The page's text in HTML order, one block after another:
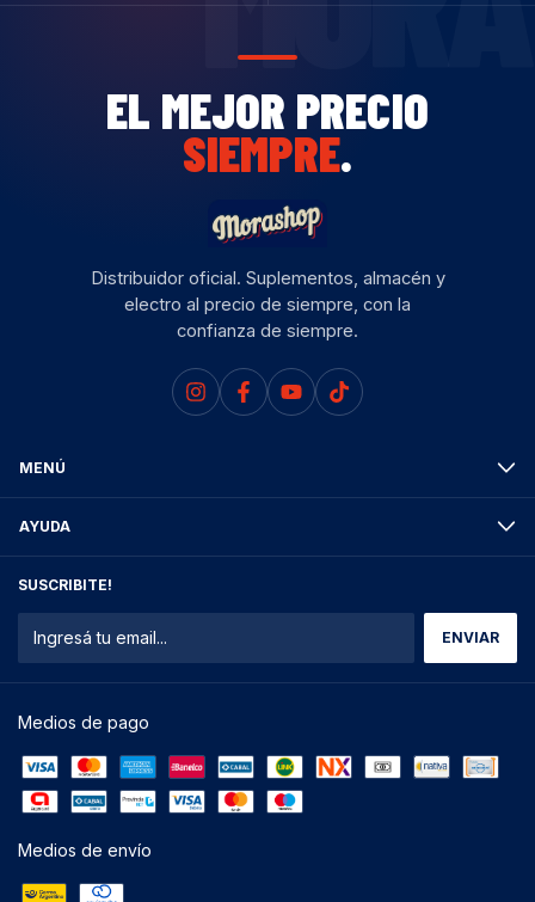
EL MEJOR PRECIO
SIEMPRE.
Distribuidor oficial. Suplementos, almacén y
electro al precio de siempre, con la
confianza de siempre.
MENÚ
AYUDA
SUSCRIBITE!
Medios de pago
Medios de envío